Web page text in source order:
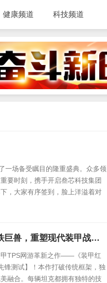
健康频道 科技频道
一场备受瞩目的隆重盛典。众多领
要时刻，携手开启叁芯科技集团
，大家有序签到，脸上洋溢着对
份热度，也彰显了社会各界对叁
《装甲红锋》先锋测试定档8月29日！驾驭钢铁巨兽，重塑现代装甲战争体验！
甲TPS网游革新之作——《装甲红
测试】！本作打破传统框架，独
融合。每辆坦克都拥有独特的技